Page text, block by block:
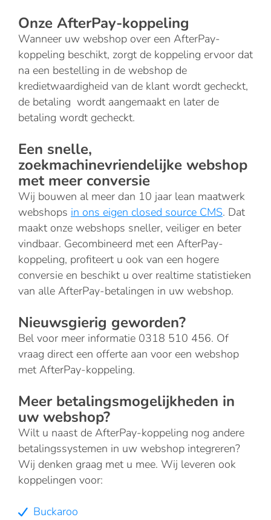
Onze AfterPay-koppeling
Wanneer uw webshop over een AfterPay-
koppeling beschikt, zorgt de koppeling ervoor dat
na een bestelling in de webshop de
kredietwaardigheid van de klant wordt gecheckt,
de betaling wordt aangemaakt en later de
betaling wordt gecheckt.
Een snelle,
zoekmachinevriendelijke webshop
met meer conversie
Wij bouwen al meer dan 10 jaar lean maatwerk
webshops in ons eigen closed source CMS. Dat
maakt onze webshops sneller, veiliger en beter
vindbaar. Gecombineerd met een AfterPay-
koppeling, profiteert u ook van een hogere
conversie en beschikt u over realtime statistieken
van alle AfterPay-betalingen in uw webshop.
Nieuwsgierig geworden?
Bel voor meer informatie 0318 510 456. Of
vraag direct een offerte aan voor een webshop
met AfterPay-koppeling.
Meer betalingsmogelijkheden in
uw webshop?
Wilt u naast de AfterPay-koppeling nog andere
betalingssystemen in uw webshop integreren?
Wij denken graag met u mee. Wij leveren ook
koppelingen voor:
Buckaroo